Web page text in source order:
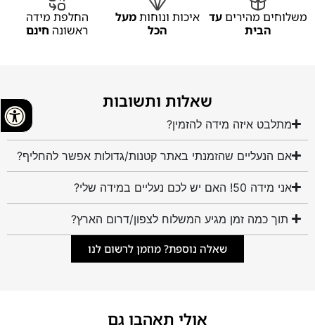
משלוחים מהיריםעד
הבית
איכות ונוחותמעל
הכל
החלפת מידה
ראשונה חינם
שאלות ותשובות
מתלבט איזה מידה להזמין?
אם הנעליים שהזמנתי באתר קטנות/גדולות אפשר להחליף?
אני מידה 50! האם יש לכם נעליים במידה שלי?
תוך כמה זמן מגיע המשלוח לצפון/דרום הארץ?
שאלה נוספת? מוזמן לרשום לנו
אולי תאהבו גם